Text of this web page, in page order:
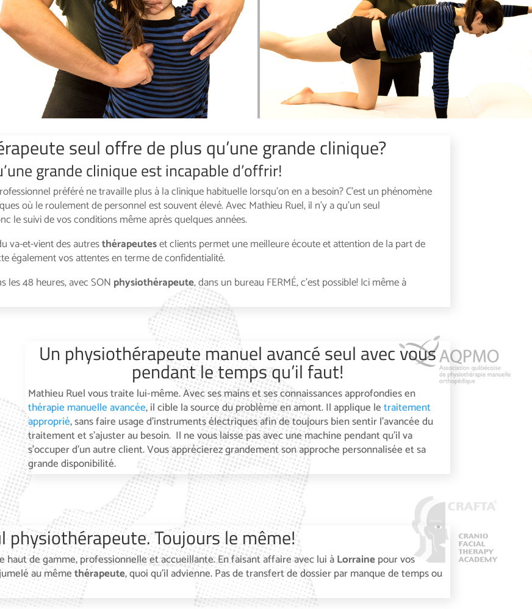
seul offre de plus qu’une grande clinique?
grande clinique est incapable d’offrir!
préféré ne travaille plus à la clinique habituelle lorsqu’on en a besoin? C’est un phénomène
où le roulement de personnel est souvent élevé. Avec Mathieu Ruel, il n’y a qu’un seul
le suivi de vos conditions même après quelques années.
va-et-vient des autresthérapeuteset clients permet une meilleure écoute et attention de la part de
également vos attentes en terme de confidentialité.
les 48 heures, avec SON physiothérapeute, dans un bureau FERMÉ, c’est possible! Ici même à
Un physiothérapeute manuel avancé seul avec vous
pendant le temps qu’il faut!
Mathieu Ruel vous traite lui-même. Avec ses mains et ses connaissances approfondies en
thérapie manuelle avancée, il cible la source du problème en amont. Il applique letraitement
approprié, sans faire usage d’instruments électriques afin de toujours bien sentir l’avancée du
traitement et s’ajuster au besoin. Il ne vous laisse pas avec une machine pendant qu’il va
s’occuper d’un autre client. Vous apprécierez grandement son approche personnalisée et sa
grande disponibilité.
physiothérapeute. Toujours le même!
haut de gamme, professionnelle et accueillante. En faisant affaire avec lui àLorrainepour vos
au mêmethérapeute, quoi qu’il advienne. Pas de transfert de dossier par manque de temps ou